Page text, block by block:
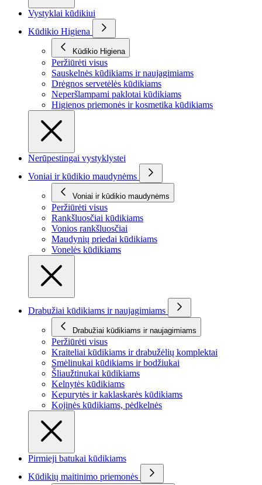
Vystyklai kūdikiui
Kūdikio Higiena
Kūdikio Higiena
Peržiūrėti visus
Sauskelnės kūdikiams ir naujagimiams
Drėgnos servetėlės kūdikiams
Neperšlampami paklotai kūdikiams
Higienos priemonės ir kosmetika kūdikiams
Nerūpestingai vystyklystei
Voniai ir kūdikio maudynėms
Voniai ir kūdikio maudynėms
Peržiūrėti visus
Rankšluosčiai kūdikiams
Vonios rankšluosčiai
Maudynių priedai kūdikiams
Vonelės kūdikiams
Drabužiai kūdikiams ir naujagimiams
Drabužiai kūdikiams ir naujagimiams
Peržiūrėti visus
Kraiteliai kūdikiams ir drabužėlių komplektai
Smėlinukai kūdikiams ir bodžiukai
Šliaužtinukai kūdikiams
Kelnytės kūdikiams
Kepurytės ir kaklaskarės kūdikiams
Kojinės kūdikiams, pėdkelnės
Pirmieji batukai kūdikiams
Kūdikių maitinimo priemonės